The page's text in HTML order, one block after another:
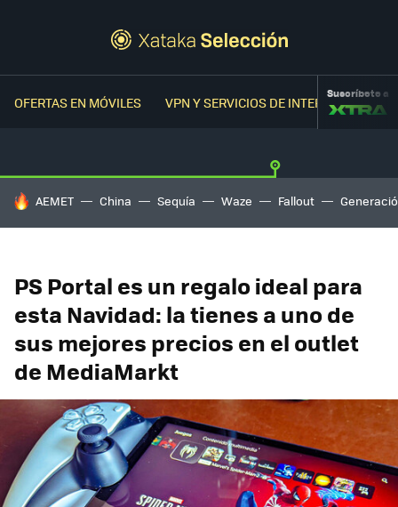
OFERTAS EN MÓVILES VPN Y SERVICIOS DE INTERNETSuscríbete a
HOY SE HABLA DE
AEMET China Sequía Waze Fallout
PS Portal es un regalo ideal para
esta Navidad: la tienes a uno de
sus mejores precios en el outlet
de MediaMarkt